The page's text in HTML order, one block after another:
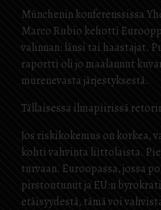
Münchenin konferenssissa
Marco Rubio kehotti
valinnan: länsi tai haastajat.
raportti oli jo maalannut
murenevasta järjestyksestä.
Tällaisessa ilmapiirissä
Jos riskikokemus on korkea,
kohti vahvinta liittolaista.
turvaan. Euroopassa, jossa
pirstoutunut ja EU:n
etäisyydestä, tämä voi